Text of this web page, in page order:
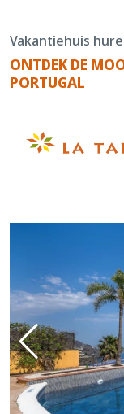
de
content
Vakantiehuis
ONTDEK DE
PORTUGAL